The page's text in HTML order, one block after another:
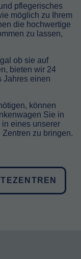
pflegerisches
möglich zu Ihrem
die hochwertige
zu lassen,
ob sie auf
bieten wir 24
Jahres einen
können
Sie in
eines unserer
zu bringen.